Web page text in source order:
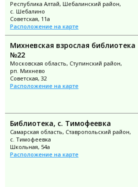
Республика Алтай, Шебалинский район,
с. Шебалино
Советская, 11а
Расположение на карте
Михневская взрослая библиотека
№22
Московская область, Ступинский район,
рп. Михнево
Советская, 32
Расположение на карте
Библиотека, с. Тимофеевка
Самарская область, Ставропольский район,
с. Тимофеевка
Школьная, 54а
Расположение на карте